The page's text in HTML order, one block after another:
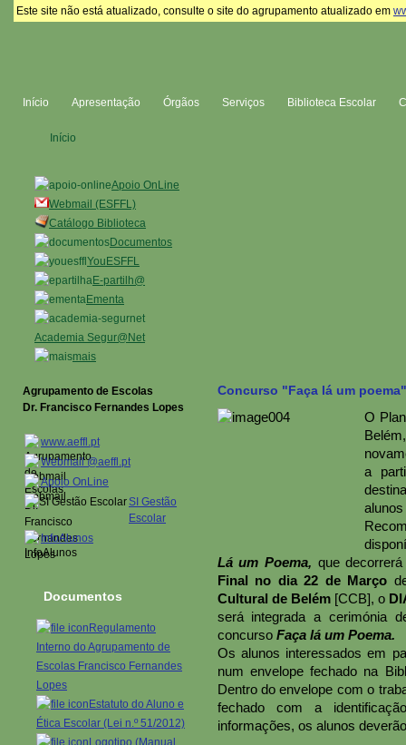
Este site não está atualizado, consulte o site do agrupamento atualizado em
Início Apresentação Órgãos Serviços Biblioteca Escolar
Apoio OnLine
Webmail (ESFFL)
Catálogo Biblioteca
Documentos
YouESFFL
E-partilh@
Ementa
Academia Segur@Net
mais
Início
Concurso "Faça lá um poema"
O
a
Lá um Poema, que
Final no dia 22 de Março
Cultural de Belém[CCB], o
será integrada a cerimónia
concurso Faça lá um Poema.
Os alunos interessados em
num envelope fechado na
Dentro do envelope com o
fechado com a
informações, os alunos
Agrupamento de Escolas
Dr. Francisco Fernandes Lopes
www.aeffl.pt
Webmail @aeffl.pt
Apoio OnLine
SI Gestão
Escolar
InfoAlunos
Documentos
Regulamento
Interno do Agrupamento de
Escolas Francisco Fernandes
Lopes
Estatuto do Aluno e
Ética Escolar (Lei n.º 51/2012)
Logotipo (Manual